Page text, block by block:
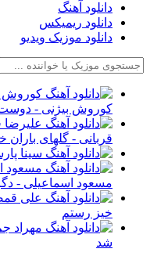
دانلود آهنگ
دانلود ریمیکس
دانلود موزیک ویدیو
کوروش بیژنی -
قربانی - گلهای باران
مسعود اسماعیلی -
خیز رستم
شد